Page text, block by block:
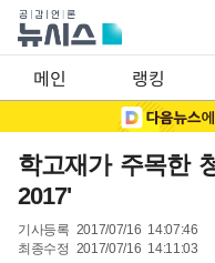
메인 랭킹
학고재가 주목한
2017'
기사등록 2017/07/16 14:07:46
최종수정 2017/07/16 14:11:03